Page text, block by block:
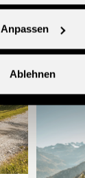
Anpassen
Ablehnen